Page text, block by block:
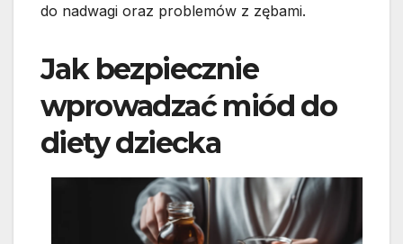
do nadwagi oraz problemów z zębami.
Jak bezpiecznie
wprowadzać miód do
diety dziecka